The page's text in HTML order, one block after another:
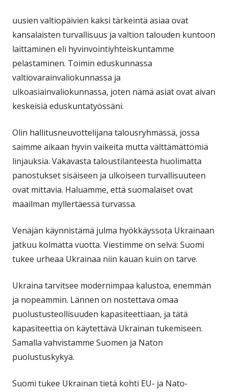
uusien valtiopäivien kaksi tärkeintä asiaa ovat
kansalaisten turvallisuus ja valtion talouden kuntoon
laittaminen eli hyvinvointiyhteiskuntamme
pelastaminen. Toimin eduskunnassa
valtiovarainvaliokunnassa ja
ulkoasiainvaliokunnassa, joten nämä asiat ovat aivan
keskeisiä eduskuntatyössäni.
Olin hallitusneuvottelijana talousryhmässä, jossa
saimme aikaan hyvin vaikeita mutta välttämättömiä
linjauksia. Vakavasta taloustilanteesta huolimatta
panostukset sisäiseen ja ulkoiseen turvallisuuteen
ovat mittavia. Haluamme, että suomalaiset ovat
maailman myllertäessä turvassa.
Venäjän käynnistämä julma hyökkäyssota Ukrainaan
jatkuu kolmatta vuotta. Viestimme on selvä: Suomi
tukee urheaa Ukrainaa niin kauan kuin on tarve.
Ukraina tarvitsee modernimpaa kalustoa, enemmän
ja nopeammin. Lännen on nostettava omaa
puolustusteollisuuden kapasiteettiaan, ja tätä
kapasiteettia on käytettävä Ukrainan tukemiseen.
Samalla vahvistamme Suomen ja Naton
puolustuskykyä.
Suomi tukee Ukrainan tietä kohti EU- ja Nato-